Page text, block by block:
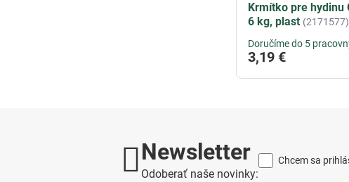
Krmítko pre hydinu
6 kg, plast (2171577)
Doručíme do 5
3,19 €
Newsletter
Odoberať naše novinky:
Chcem sa